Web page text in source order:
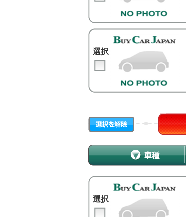
選択
選択